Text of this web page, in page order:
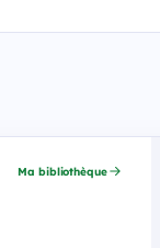
Ma bibliothèque